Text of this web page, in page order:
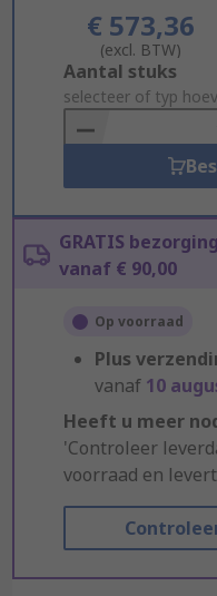
€ 573,36
(excl. BTW)
Add
to
Basket
Aantal stuks
selecteer of typ
GRATIS
vanaf € 90,00
Op voorraad
Plus
vanaf 10
Heeft u meer
'Controleer
voorraad en